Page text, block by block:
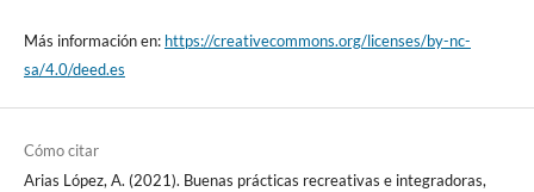
Más información en: https://creativecommons.org/licenses/by-nc-
sa/4.0/deed.es
Cómo citar
Arias López, A. (2021). Buenas prácticas recreativas e integradoras,